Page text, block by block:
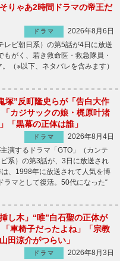
りゃあ2時間ドラマの帝王だ
ドラマ
2026年8月6日
ビ朝日系）の第5話が4日に放送
がく、若き救命医・救急隊員・
（※以下、ネタバレを含みます）
塚”反町隆史らが「告白大作
カジサックの娘・梶原叶渚
「黒幕の正体は誰」
ドラマ
2026年8月4日
演するドラマ「GTO」（カンテ
系）の第3話が、3日に放送され
、1998年に放送されて人気を博
ラマとして復活。50代になった“
挿し木」“唯”白石聖の正体が
車椅子だったよね」「宗教
田涼介がつらい」
ドラマ
2026年8月3日